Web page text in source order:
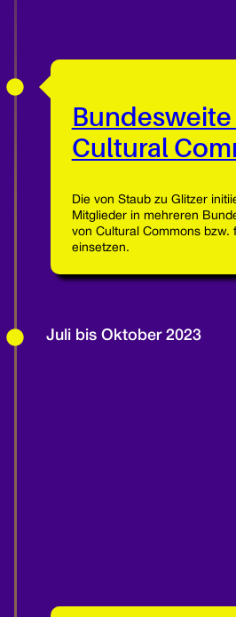
Cultural
Die von Staub zu Glitzer
Mitglieder in mehreren
von Cultural Commons bzw.
einsetzen.
Juli bis Oktober 2023